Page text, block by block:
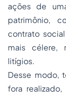
ações de
patrimônio,
contrato
mais célere,
litígios.
Desse modo,
fora